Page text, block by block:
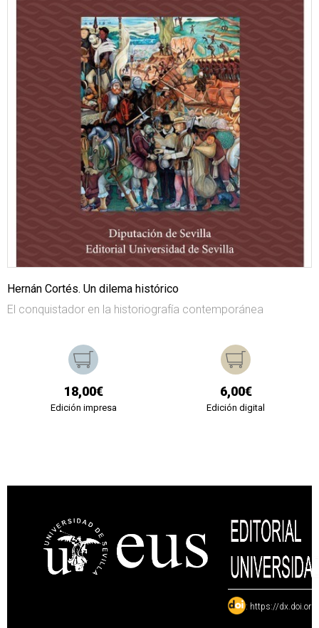
Hernán Cortés. Un dilema histórico
El conquistador en la historiografía contemporánea
18,00€
Edición impresa
6,00€
Edición digital
: https://